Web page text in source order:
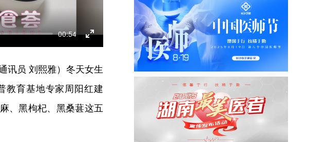
00:54
Enter
fullscreen
讯员 刘熙雅）冬天女生
教育基地专家周阳红建
、黑枸杞、黑桑葚这五